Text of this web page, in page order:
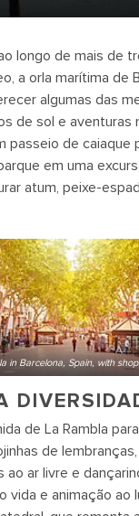
longo de mais de
a orla marítima de
algumas das
de sol e aventuras
passeio de caiaque
em uma
atum, peixe-
in Barcelona, Spain, with
de La Rambla
de
ao ar livre e
vida e animação ao